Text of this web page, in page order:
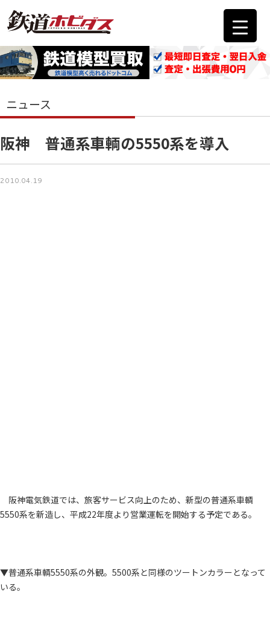
ニュース
阪神 普通系車輌の5550系を導入
2010.04.19
阪神電気鉄道では、旅客サービス向上のため、新型の普通系車輌
5550系を新造し、平成22年度より営業運転を開始する予定である。
▼普通系車輌5550系の外観。5500系と同様のツートンカラーとなって
いる。